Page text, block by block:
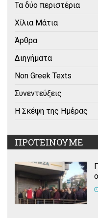
Τα δύο περιστέρια
Χίλια Μάτια
Άρθρα
Διηγήματα
Non Greek Texts
Συνεντεύξεις
Η Σκέψη της Ημέρας
ΠΡΟΤΕΙΝΟΥΜΕ